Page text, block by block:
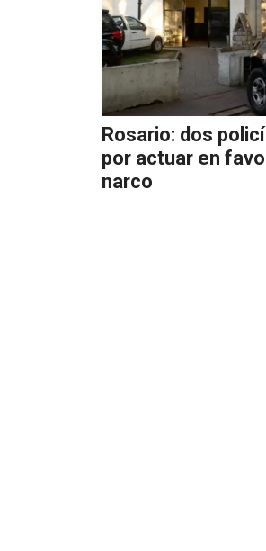
Rosario: dos
por actuar en
narco